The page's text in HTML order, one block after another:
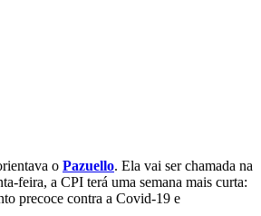
o Pazuello. Ela vai ser chamada na
feira, a CPI terá uma semana mais curta:
precoce contra a Covid-19 e